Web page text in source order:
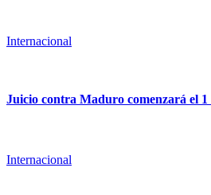
Internacional
Juicio contra Maduro comenzará el 1
Internacional